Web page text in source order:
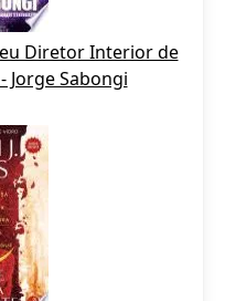
Diretor Interior de
Jorge Sabongi